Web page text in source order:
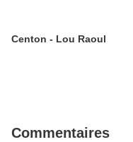
Centon - Lou Raoul
Commentaires